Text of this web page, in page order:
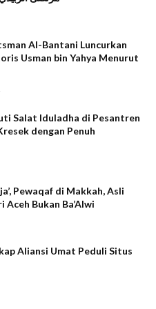
irama doktrin HTI,
berbagai isu-isu sosial-
pernyataan yang
terhadap salah
proporsionalitas dan
Selain tentang
tv, dalam pernyataan
diketuai oleh Hari Tanoe;
setiap aspirasi
belanja di warung muslim
non muslim.
2016).
Al-Bantani Luncurkan
Usman bin Yahya Menurut
Salat Iduladha di Pesantren
dengan Penuh
Pewaqaf di Makkah, Asli
Bukan Ba’Alwi
Aliansi Umat Peduli Situs